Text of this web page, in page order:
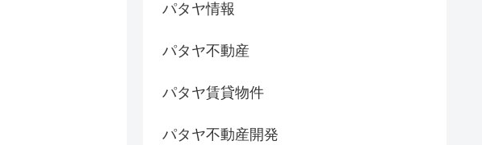
パタヤ情報
パタヤ不動産
パタヤ賃貸物件
パタヤ不動産開発